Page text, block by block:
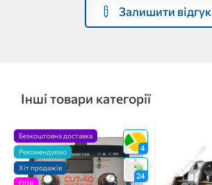
Залишити відгук
Інші товари категорії
4
24
Безкоштовна доставка
Рекомендуємо
Хіт продажів
ПДВ